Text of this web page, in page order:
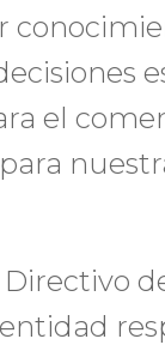
el